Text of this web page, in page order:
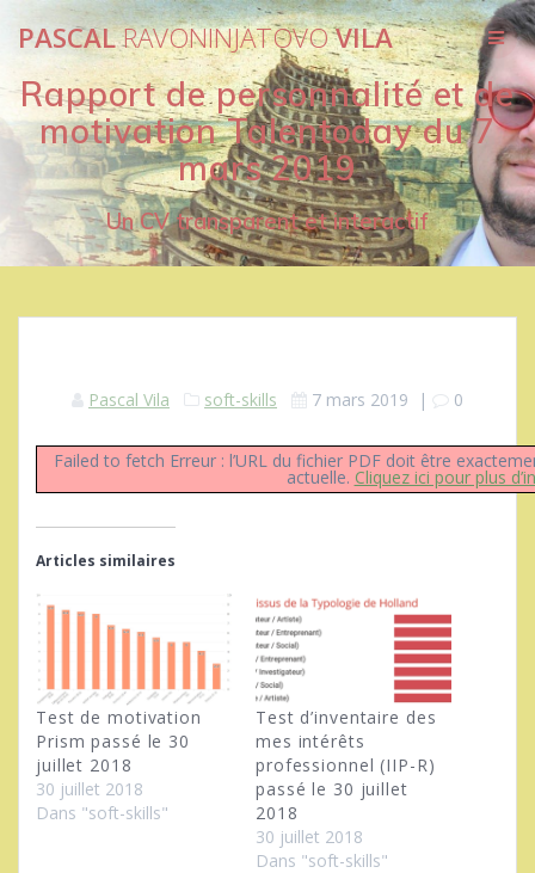
Passer
au
contenu
PASCALRAVONINJATOVOVILA
Rapport de personnalité et de
motivation Talentoday du 7
mars 2019
Un CV transparent et interactif
Pascal Vila soft-skills 7 mars 2019 | 0
Failed to fetch Erreur : l’URL du fichier PDF doit être
actuelle. Cliquez ici pour plus
Articles similaires
Test de motivation
Prism passé le 30
juillet 2018
30 juillet 2018
Dans "soft-skills"
Test d’inventaire des
mes intérêts
professionnel (IIP-R)
passé le 30 juillet
2018
30 juillet 2018
Dans "soft-skills"